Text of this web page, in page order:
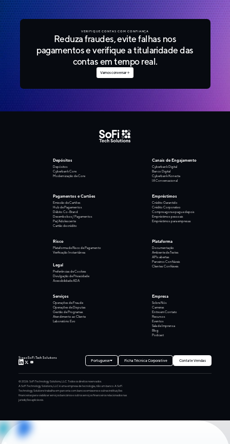
VERIFIQUE CONTAS COM CONFIANÇA
Reduza fraudes, evite falhas nos
pagamentos e verifique a titularidade das
contas em tempo real.
Vamos conversar
Depósitos
Depósitos
Cyberbank Core
Modernização de Core
Canais de Engajamento
Cyberbank Digital
Banco Digital
Cyberbank Konecta
IA Conversacional
Pagamentos e Cartões
Emissão de Cartões
Hub de Pagamentos
Débito Co-Brand
Desembolsos/ Pagamentos
Pai/Adolescente
Cartão de crédito
Empréstimos
Crédito Garantido
Crédito Corporativo
Compre agora e pague depois
Empréstimos pessoais
Empréstimos para empresas
Risco
Plataforma de Risco de Pagamento
Verificação Instantânea
Legal
Preferências de Cookies
Divulgação de Privacidade
Acessibilidade ADA
Plataforma
Documentação
Ambiente de Testes
APIs abertas
Parceiros Confiáveis
Clientes Confiáveis
Serviços
Operações de Fraude
Operações de Disputas
Gestão de Programas
Atendimento ao Cliente
Laboratório Evo
Empresa
Sobre Nós
Carreiras
Entre em Contato
Recursos
Eventos
Sala de Imprensa
Blog
Podcast
Siga o SoFi Tech Solutions
Portuguese Ficha Técnica Corporative Contate Vendas
©2026 SoFi Technology Solutions, LLC. Todos os direitos reservados.
A SoFi Technology Solutions, LLC é uma empresa de tecnologia, não um banco. A SoFi
Technology Solutions trabalha em parceria com bancos emissores e outras instituições
financeiras para viabilizar serviços bancários e outros serviços financeiros relacionados nas
jurisdições aplicáveis.